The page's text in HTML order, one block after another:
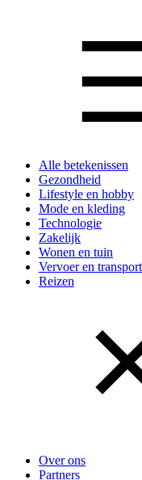
Alle betekenissen
Gezondheid
Lifestyle en hobby
Mode en kleding
Technologie
Zakelijk
Wonen en tuin
Vervoer en transport
Reizen
Over ons
Partners